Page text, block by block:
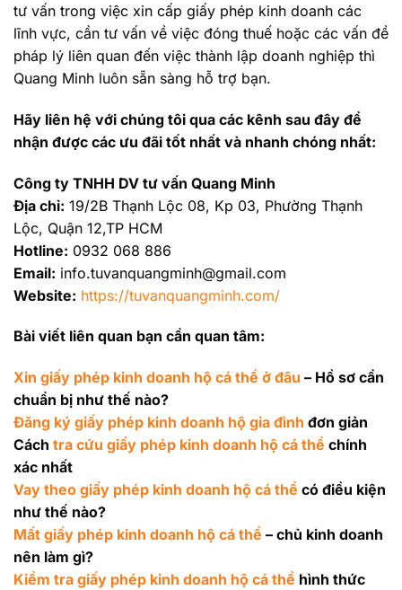
tư vấn trong việc xin cấp giấy phép kinh doanh các
lĩnh vực, cần tư vấn về việc đóng thuế hoặc các vấn đề
pháp lý liên quan đến việc thành lập doanh nghiệp thì
Quang Minh luôn sẵn sàng hỗ trợ bạn.
Hãy liên hệ với chúng tôi qua các kênh sau đây để
nhận được các ưu đãi tốt nhất và nhanh chóng nhất:
Công ty TNHH DV tư vấn Quang Minh
Địa chỉ: 19/2B Thạnh Lộc 08, Kp 03, Phường Thạnh
Lộc, Quận 12,TP HCM
Hotline: 0932 068 886
Email: info.tuvanquangminh@gmail.com
Website: https://tuvanquangminh.com/
Bài viết liên quan bạn cần quan tâm:
Xin giấy phép kinh doanh hộ cá thể ở đâu – Hồ sơ cần
chuẩn bị như thế nào?
Đăng ký giấy phép kinh doanh hộ gia đình đơn giản
Cách tra cứu giấy phép kinh doanh hộ cá thể chính
xác nhất
Vay theo giấy phép kinh doanh hộ cá thể có điều kiện
như thế nào?
Mất giấy phép kinh doanh hộ cá thể – chủ kinh doanh
nên làm gì?
Kiểm tra giấy phép kinh doanh hộ cá thể hình thức